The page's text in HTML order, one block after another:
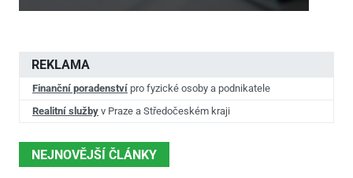
REKLAMA
Finanční poradenství pro fyzické osoby a podnikatele
Realitní služby v Praze a Středočeském kraji
NEJNOVĚJŠÍ ČLÁNKY